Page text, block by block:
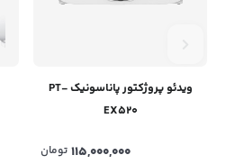
ویدئو پروژکتور پاناسونیک PT-
EX520
115,000,000 تومان